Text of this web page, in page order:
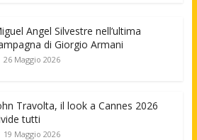
Angel Silvestre nell’ultima
di Giorgio Armani
26 Maggio 2026
Travolta, il look a Cannes 2026
tutti
19 Maggio 2026